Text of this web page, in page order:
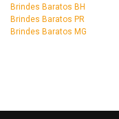
Brindes Baratos BH
Brindes Baratos PR
Brindes Baratos MG